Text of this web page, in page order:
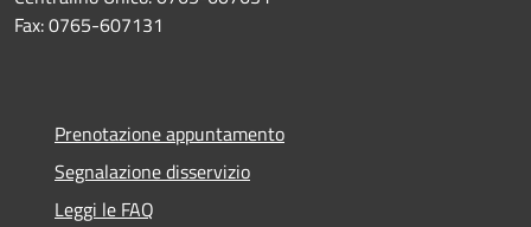
Fax: 0765-607131
Prenotazione appuntamento
Segnalazione disservizio
Leggi le FAQ